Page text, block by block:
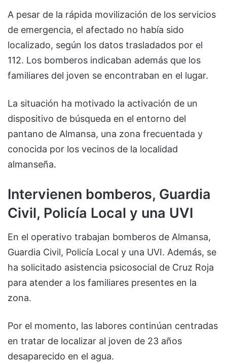
A pesar de la rápida movilización de los servicios
de emergencia, el afectado no había sido
localizado, según los datos trasladados por el
112. Los bomberos indicaban además que los
familiares del joven se encontraban en el lugar.
La situación ha motivado la activación de un
dispositivo de búsqueda en el entorno del
pantano de Almansa, una zona frecuentada y
conocida por los vecinos de la localidad
almanseña.
Intervienen bomberos, Guardia
Civil, Policía Local y una UVI
En el operativo trabajan bomberos de Almansa,
Guardia Civil, Policía Local y una UVI. Además, se
ha solicitado asistencia psicosocial de Cruz Roja
para atender a los familiares presentes en la
zona.
Por el momento, las labores continúan centradas
en tratar de localizar al joven de 23 años
desaparecido en el agua.